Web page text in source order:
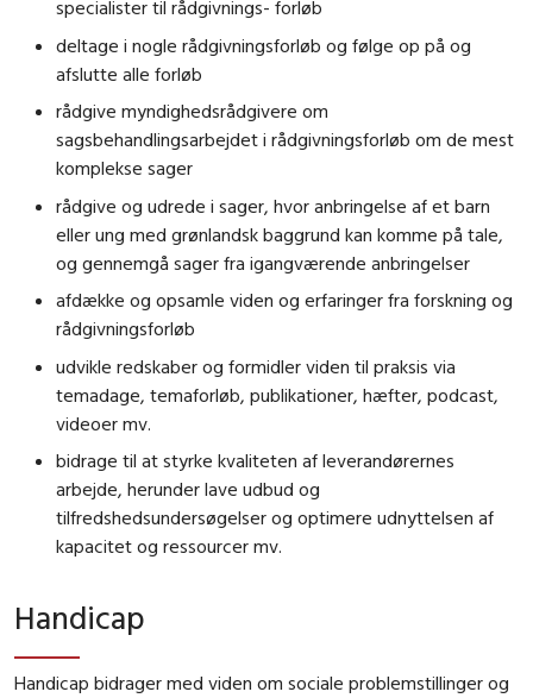
specialister til rådgivnings- forløb
deltage i nogle rådgivningsforløb og følge op på og
afslutte alle forløb
rådgive myndighedsrådgivere om
sagsbehandlingsarbejdet i rådgivningsforløb om de mest
komplekse sager
rådgive og udrede i sager, hvor anbringelse af et barn
eller ung med grønlandsk baggrund kan komme på tale,
og gennemgå sager fra igangværende anbringelser
afdække og opsamle viden og erfaringer fra forskning og
rådgivningsforløb
udvikle redskaber og formidler viden til praksis via
temadage, temaforløb, publikationer, hæfter, podcast,
videoer mv.
bidrage til at styrke kvaliteten af leverandørernes
arbejde, herunder lave udbud og
tilfredshedsundersøgelser og optimere udnyttelsen af
kapacitet og ressourcer mv.
Handicap
Handicap bidrager med viden om sociale problemstillinger og